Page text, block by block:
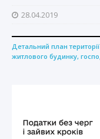
28.04.2019
Детальний план
житлового будинку,